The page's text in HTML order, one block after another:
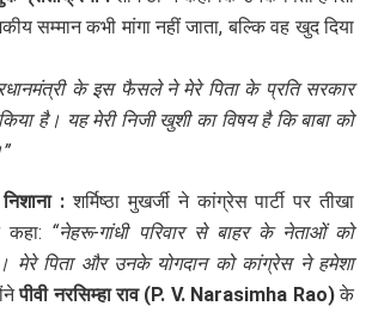
सम्मान कभी मांगा नहीं जाता, बल्कि वह खुद दिया
के इस फैसले ने मेरे पिता के प्रति सरकार
है। यह मेरी निजी खुशी का विषय है कि बाबा को
:शर्मिष्ठा मुखर्जी ने कांग्रेस पार्टी पर तीखा
कहा: “नेहरू-गांधी परिवार से बाहर के नेताओं को
मेरे पिता और उनके योगदान को कांग्रेस ने हमेशा
पीवी नरसिम्हा राव (P. V. Narasimha Rao)के